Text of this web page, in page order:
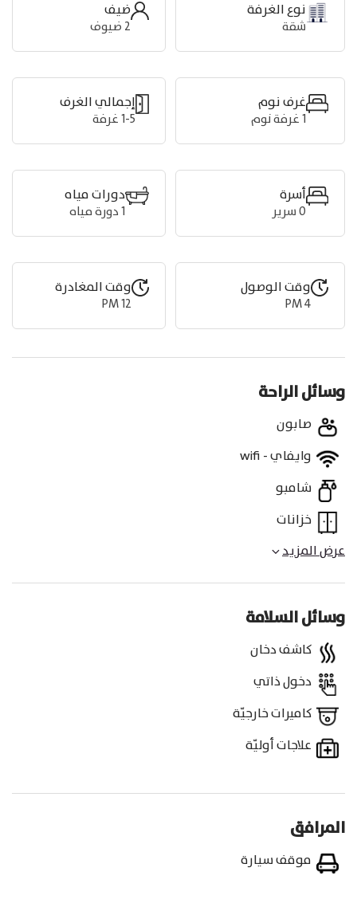
نوع الغرفة
شقة
ضيف
2 ضيوف
غرف نوم
1غرفة نوم
إجمالي الغرف
1-5 غرفة
أسرة
0سرير
دورات مياه
1دورة مياه
وقت الوصول
4 PM
وقت المغادرة
12 PM
وسائل الراحة
صابون
وايفاي - wifi
شامبو
خزانات
عرض المزيد
وسائل السلامة
كاشف دخان
دخول ذاتي
كاميرات خارجيّة
علاجات أوليّة
المرافق
موقف سيارة